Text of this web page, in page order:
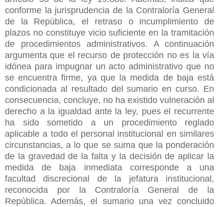
conforme la jurisprudencia de la Contraloría General
de la República, el retraso o incumplimiento de
plazos no constituye vicio suficiente en la tramitación
de procedimientos administrativos. A continuación
argumenta que el recurso de protección no es la vía
idónea para impugnar un acto administrativo que no
se encuentra firme, ya que la medida de baja está
condicionada al resultado del sumario en curso. En
consecuencia, concluye, no ha existido vulneración al
derecho a la igualdad ante la ley, pues el recurrente
ha sido sometido a un procedimiento reglado
aplicable a todo el personal institucional en similares
circunstancias, a lo que se suma que la ponderación
de la gravedad de la falta y la decisión de aplicar la
medida de baja inmediata corresponde a una
facultad discrecional de la jefatura institucional,
reconocida por la Contraloría General de la
República. Además, el sumario una vez concluido